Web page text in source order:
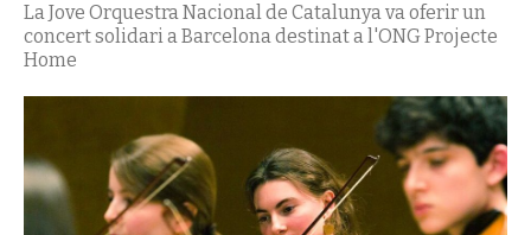
La Jove Orquestra Nacional de Catalunya va oferir un
concert solidari a Barcelona destinat a l'ONG Projecte
Home